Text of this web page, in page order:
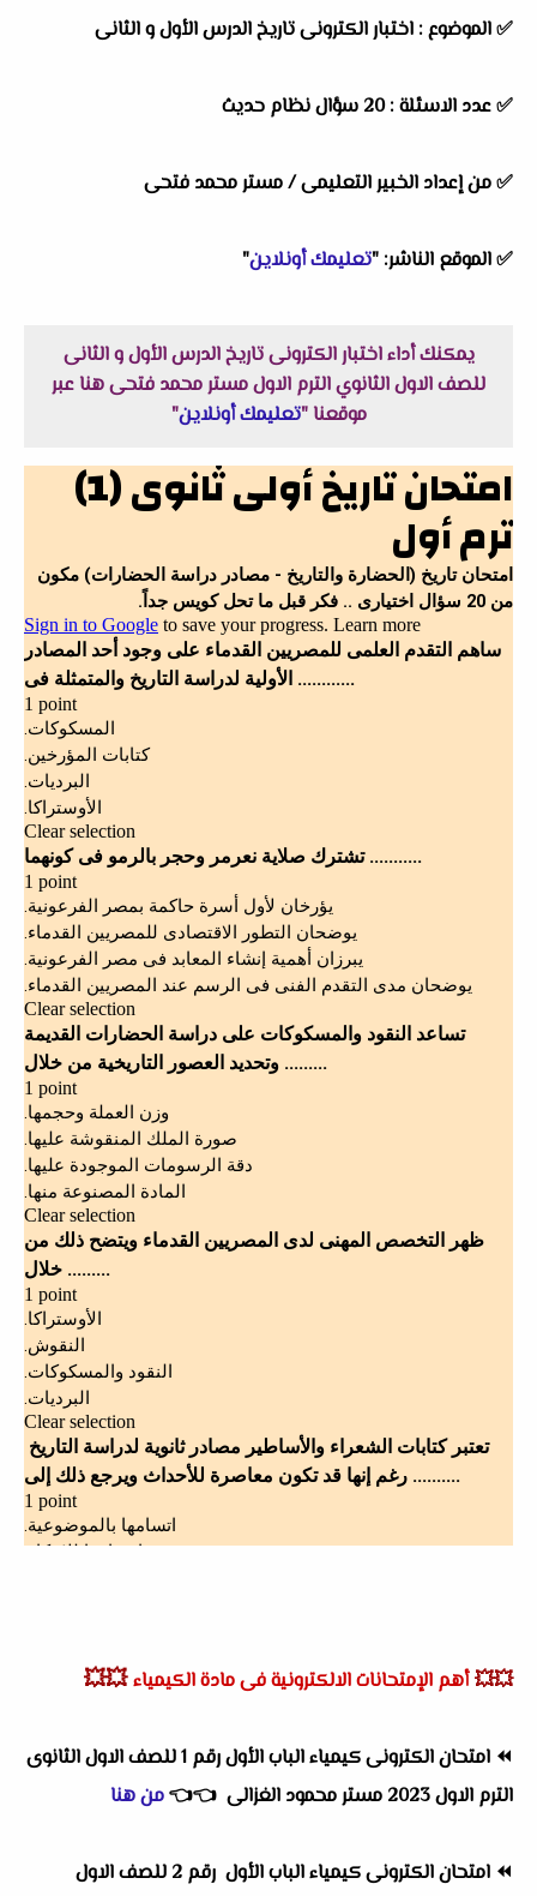
✅ الموضوع : اختبار الكترونى تاريخ الدرس الأول و الثانى
✅ عدد الاسئلة : 20 سؤال نظام حديث
✅ من إعداد الخبير التعليمى / مستر محمد فتحى
✅ الموقع الناشر: "تعليمك أونلاين"
يمكنك أداء اختبار الكترونى تاريخ الدرس الأول و الثانى
للصف الاول الثانوي الترم الاول مستر محمد فتحى هنا عبر
موقعنا "تعليمك أونلاين"
💥💥 أهم الإمتحانات الالكترونية فى مادة الكيمياء 💥💥
⏪
امتحان الكترونى كيمياء الباب الأول رقم 1 للصف الاول الثانوى
الترم الاول 2023 مستر محمود الغزالى
👈
👈من هنا
⏪
امتحان الكترونى كيمياء الباب الأول رقم 2 للصف الاول